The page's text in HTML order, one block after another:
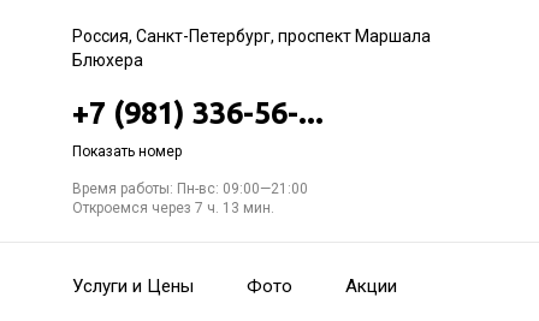
Россия, Санкт-Петербург, проспект Маршала
Блюхера
+7 (981) 336-56-...
Показать номер
Время работы: Пн-вс: 09:00—21:00
Откроемся через 7 ч. 13 мин.
Услуги и Цены Фото Акции